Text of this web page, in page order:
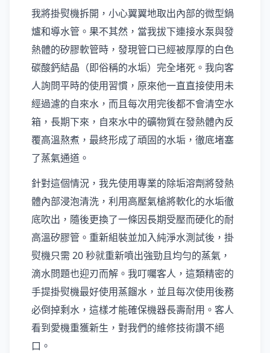
我將掛熨機拆開，小心翼翼地取出內部的微型鍋
爐和導水管。果不其然，當我拔下連接水泵與發
熱體的矽膠軟管時，發現管口已經被厚厚的白色
碳酸鈣結晶（即俗稱的水垢）完全堵死。我向客
人詢問平時的使用習慣，原來他一直直接使用未
經過濾的自來水，而且每次用完後都不會清空水
箱，長期下來，自來水中的礦物質在發熱體內反
覆高溫熬煮，最終形成了頑固的水垢，徹底堵塞
了蒸氣通道。
針對這個情況，我先使用專業的除垢溶劑將發熱
體內部浸泡清洗，利用高壓氣槍將軟化的水垢徹
底吹出，隨後更換了一條因長期受壓而硬化的耐
高溫矽膠管。重新組裝並加入純淨水測試後，掛
熨機只需 20 秒就重新噴出強勁且均勻的蒸氣，
滴水問題也迎刃而解。我叮囑客人，這類精密的
手提掛熨機最好使用蒸餾水，並且每次使用後務
必倒掉剩水，這樣才能確保機器長壽耐用。客人
看到愛機重獲新生，對我們的維修技術讚不絕
口。